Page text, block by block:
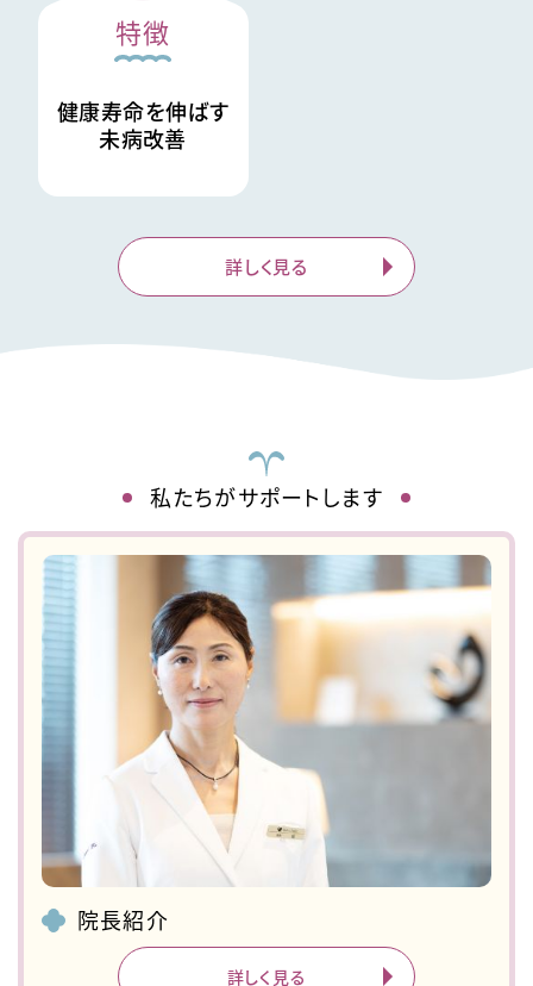
特徴
健康寿命を伸ばす
未病改善
詳しく見る
私たちがサポートします
院長紹介
詳しく見る